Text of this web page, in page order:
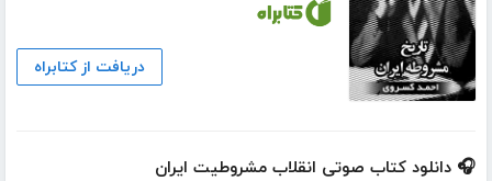
دریافت از کتابراه
🎧 دانلود کتاب صوتی انقلاب مشروطیت ایران